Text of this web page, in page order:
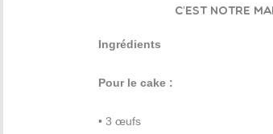
C’est notre
Ingrédients
Pour le cake :
• 3 œufs